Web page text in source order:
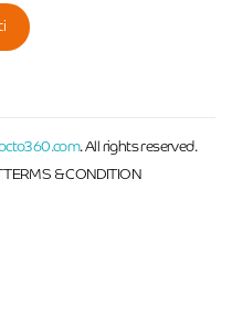
. All rights reserved.
TERMS & CONDITION